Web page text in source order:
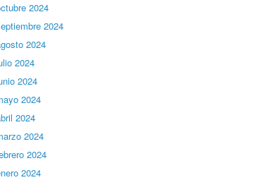
2024
2024
2024
2024
2024
2024
2024
2024
2024
2024